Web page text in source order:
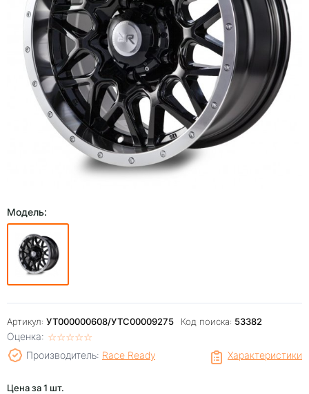
Модель:
Артикул: УТ000000608/УТС00009275 Код поиска: 53382
Оценка: ☆☆☆☆☆
★★★★★
Характеристики
Производитель: Race Ready
Цена за 1 шт.